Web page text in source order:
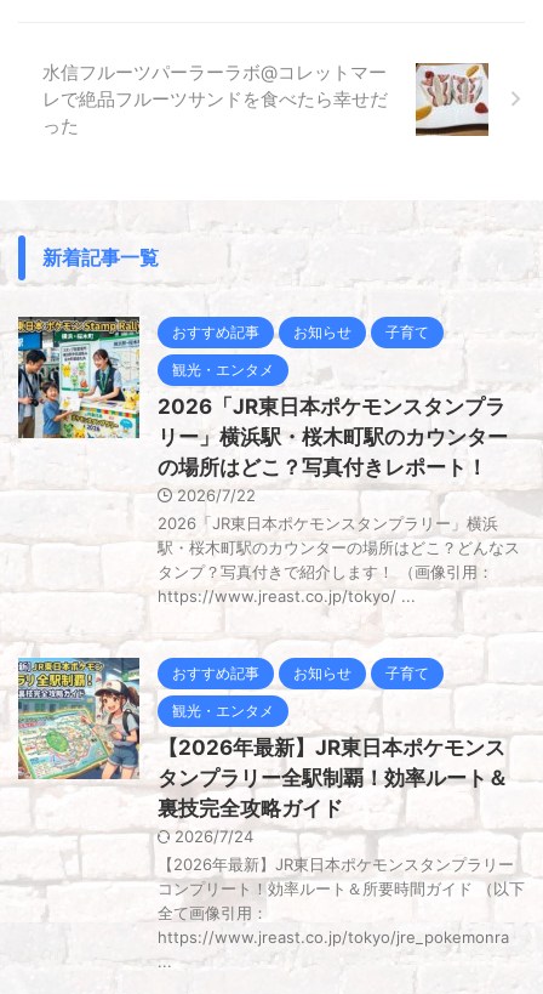
水信フルーツパーラーラボ@コレットマー
レで絶品フルーツサンドを食べたら幸せだ
った
新着記事一覧
おすすめ記事 お知らせ 子育て
観光・エンタメ
2026「JR東日本ポケモンスタンプラ
リー」横浜駅・桜木町駅のカウンター
の場所はどこ？写真付きレポート！
2026/7/22
2026「JR東日本ポケモンスタンプラリー」横浜
駅・桜木町駅のカウンターの場所はどこ？どんなス
タンプ？写真付きで紹介します！ （画像引用：
https://www.jreast.co.jp/tokyo/ ...
おすすめ記事 お知らせ 子育て
観光・エンタメ
【2026年最新】JR東日本ポケモンス
タンプラリー全駅制覇！効率ルート＆
裏技完全攻略ガイド
2026/7/24
【2026年最新】JR東日本ポケモンスタンプラリー
コンプリート！効率ルート＆所要時間ガイド （以下
全て画像引用：
https://www.jreast.co.jp/tokyo/jre_pokemonra
...